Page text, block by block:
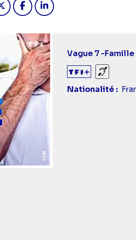
Vague 7 -
Sourds
Nationalité